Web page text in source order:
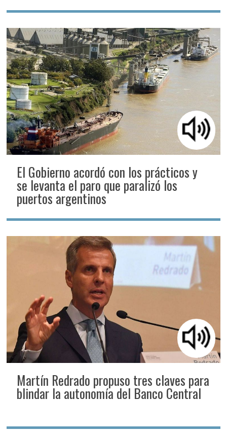
El Gobierno acordó con los prácticos y
se levanta el paro que paralizó los
puertos argentinos
Martín Redrado propuso tres claves para
blindar la autonomía del Banco Central